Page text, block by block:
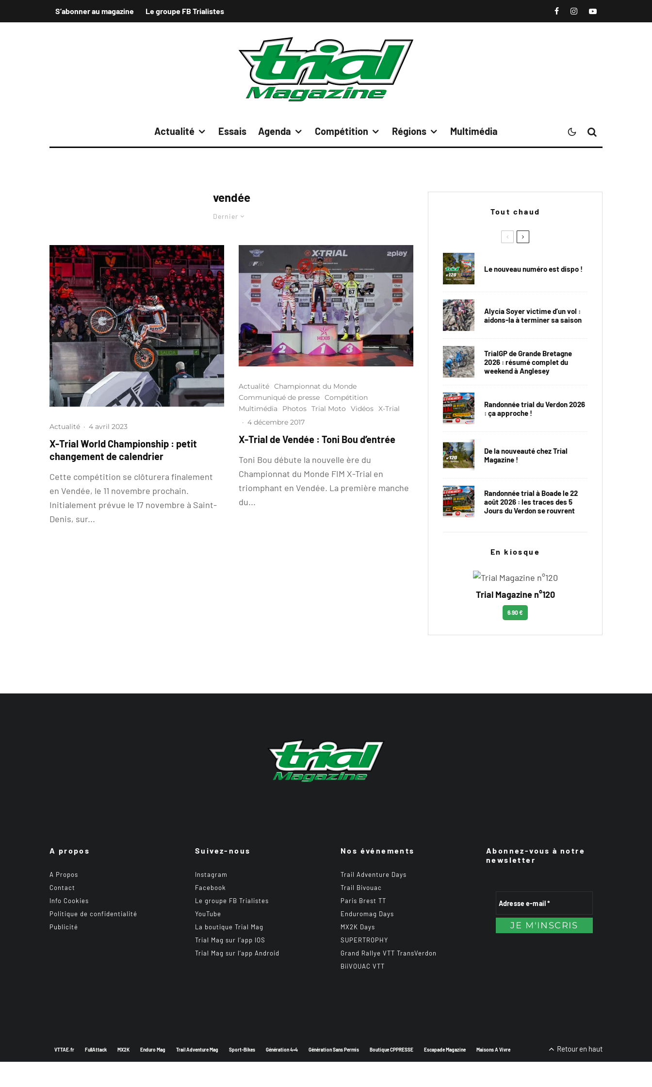
S’abonner au magazine Le groupe FB Trialistes
Actualité Essais Agenda Compétition Régions Multimédia
vendée
Dernier
Actualité · 4 avril 2023
X-Trial World Championship : petit
changement de calendrier
Cette compétition se clôturera finalement
en Vendée, le 11 novembre prochain.
Initialement prévue le 17 novembre à Saint-
Denis, sur...
Actualité Championnat du Monde
Communiqué de presse Compétition
Multimédia
Photos Trial Moto Vidéos X-Trial
· 4 décembre 2017
X-Trial de Vendée : Toni Bou d’entrée
Toni Bou débute la nouvelle ère du
Championnat du Monde FIM X-Trial en
triomphant en Vendée. La première manche
du...
Tout chaud
Le nouveau numéro est dispo !
Alycia Soyer victime d’un vol :
aidons-la à terminer sa saison
TrialGP de Grande Bretagne
2026 : résumé complet du
weekend à Anglesey
Randonnée trial du Verdon 2026
: ça approche !
De la nouveauté chez Trial
Magazine !
Randonnée trial à Boade le 22
août 2026 : les traces des 5
Jours du Verdon se rouvrent
En kiosque
Trial Magazine n°120
6.90 €
A propos
A Propos
Contact
Info Cookies
Politique de confidentialité
Publicité
Suivez-nous
Instagram
Facebook
Le groupe FB Trialistes
YouTube
La boutique Trial Mag
Trial Mag sur l’app IOS
Trial Mag sur l’app Android
Nos événements
Trail Adventure Days
Trail Bivouac
Paris Brest TT
Enduromag Days
MX2K Days
SUPERTROPHY
Grand Rallye VTT TransVerdon
BiiVOUAC VTT
Abonnez-vous à notre
newsletter
VTTAE.fr FullAttack MX2K Enduro Mag Trail Adventure Mag Sport-Bikes Génération 4×4 Génération Sans Permis Boutique CPPRESSE Escapade Magazine Maisons A Vivre Retour en haut